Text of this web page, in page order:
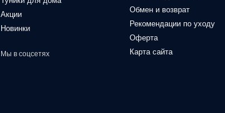
Акции
Новинки
Мы в соцсетях
Обмен и возврат
Рекомендации по уходу
Оферта
Карта сайта